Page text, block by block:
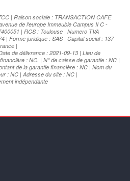
| Raison sociale : TRANSACTION CAFE
de l'europe Immeuble Campus II C -
| RCS : Toulouse | Numero TVA
| Forme juridique : SAS | Capital social : 137
|
de délivrance : 2021-09-13 | Lieu de
: NC. | N° de caisse de garantie : NC |
de la garantie financière : NC | Nom du
: NC | Adresse du site : NC |
indépendante